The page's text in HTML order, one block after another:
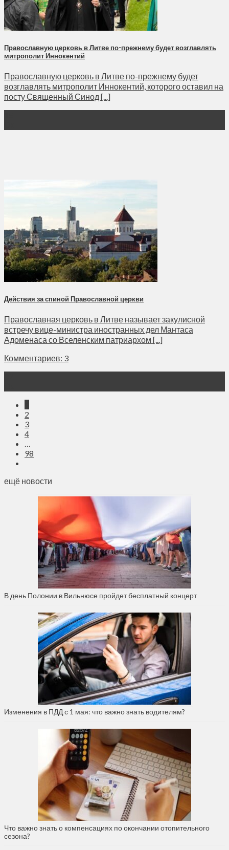
Православную церковь в Литве по-прежнему будет возглавлять
митрополит Иннокентий
Православную церковь в Литве по-прежнему будет
возглавлять митрополит Иннокентий, которого оставил на
посту Священный Синод [...]
Действия за спиной Православной церкви
Православная церковь в Литве называет закулисной
встречу вице-министра иностранных дел Мантаса
Адоменаса со Вселенским патриархом [...]
Комментариев: 3
2
3
4
…
98
ещё новости
В день Полонии в Вильнюсе пройдет бесплатный концерт
Изменения в ПДД с 1 мая: что важно знать водителям?
Что важно знать о компенсациях по окончании отопительного
сезона?